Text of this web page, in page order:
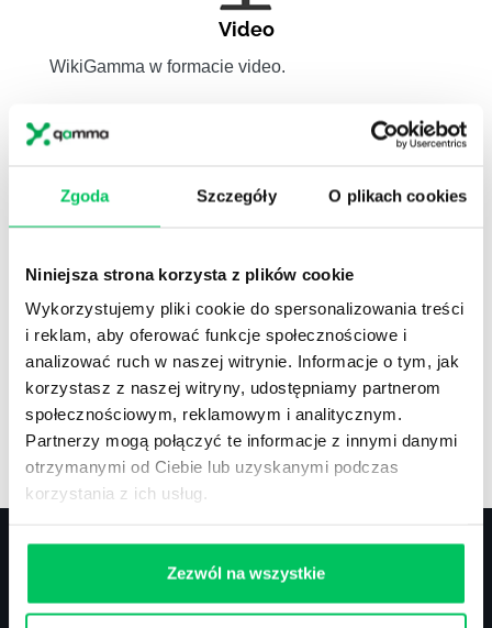
Zgoda Szczegóły O plikach cookies
Niniejsza strona korzysta z plików cookie
Wykorzystujemy pliki cookie do spersonalizowania treści
i reklam, aby oferować funkcje społecznościowe i
analizować ruch w naszej witrynie. Informacje o tym, jak
korzystasz z naszej witryny, udostępniamy partnerom
społecznościowym, reklamowym i analitycznym.
Partnerzy mogą połączyć te informacje z innymi danymi
otrzymanymi od Ciebie lub uzyskanymi podczas
korzystania z ich usług.
Zezwól na wszystkie
Video
WikiGamma w formacie video.
zawodów.
Artykuły,Artykuły cd.,Prawo
Standardowe informacje z obszaru szkoleń.
Kontakt